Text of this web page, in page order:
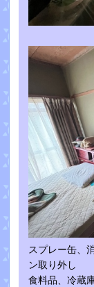
スプレー缶、
ン取り外し
食料品、冷蔵